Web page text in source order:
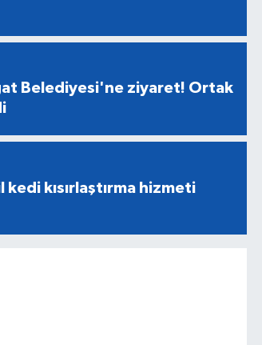
Belediyesi'ne ziyaret! Ortak
kısırlaştırma hizmeti